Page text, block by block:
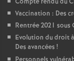
Vaccination : Des
Rentrée 2021 sous
Evolution du droit
Des avancées !